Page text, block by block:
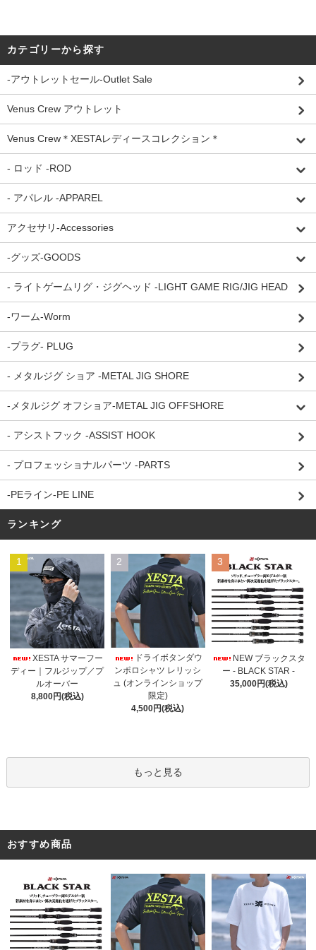
カテゴリーから探す
-アウトレットセール-Outlet Sale
Venus Crew アウトレット
Venus Crew＊XESTAレディースコレクション＊
- ロッド -ROD
- アパレル -APPAREL
アクセサリ-Accessories
-グッズ-GOODS
- ライトゲームリグ・ジグヘッド -LIGHT GAME RIG/JIG HEAD
-ワーム-Worm
-プラグ- PLUG
- メタルジグ ショア -METAL JIG SHORE
-メタルジグ オフショア-METAL JIG OFFSHORE
- アシストフック -ASSIST HOOK
- プロフェッショナルパーツ -PARTS
-PEライン-PE LINE
ランキング
1
XESTA サマーフー
ディー｜フルジップ／プ
ルオーバー
8,800円(税込)
2
ドライボタンダウ
ンポロシャツ レリッシ
ュ (オンラインショップ
限定)
4,500円(税込)
3
NEW ブラックスタ
ー - BLACK STAR -
35,000円(税込)
もっと見る
おすすめ商品